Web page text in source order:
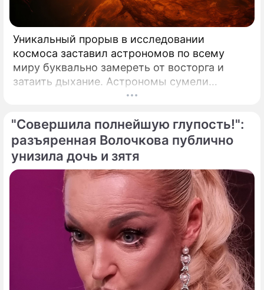
Уникальный прорыв в исследовании
космоса заставил астрономов по всему
миру буквально замереть от восторга и
затаить дыхание. Астрономы сумели
совершить невозможное и заглянуть в
доселе четкостью.
"Совершила полнейшую глупость!":
разъяренная Волочкова публично
унизила дочь и зятя